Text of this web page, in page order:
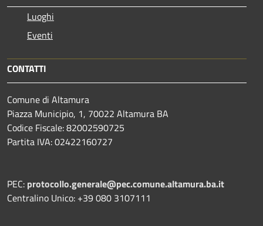
Luoghi
Eventi
CONTATTI
Comune di Altamura
Piazza Municipio, 1, 70022 Altamura BA
Codice Fiscale: 82002590725
Partita IVA: 02422160727
PEC: protocollo.generale@pec.comune.altamura.ba.it
Centralino Unico: +39 080 3107111